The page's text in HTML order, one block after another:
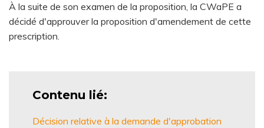
À la suite de son examen de la proposition, la CWaPE a
décidé d'approuver la proposition d'amendement de cette
prescription.
Contenu lié
Décision relative à la demande d'approbation